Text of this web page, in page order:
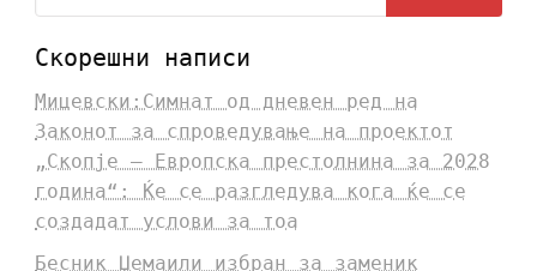
Скорешни написи
Мицевски:Симнат од дневен ред на
Законот за спроведување на проектот
„Скопје – Европска престолнина за 2028
година“: Ќе се разгледува кога ќе се
создадат услови за тоа
Бесник Џемаили избран за заменик